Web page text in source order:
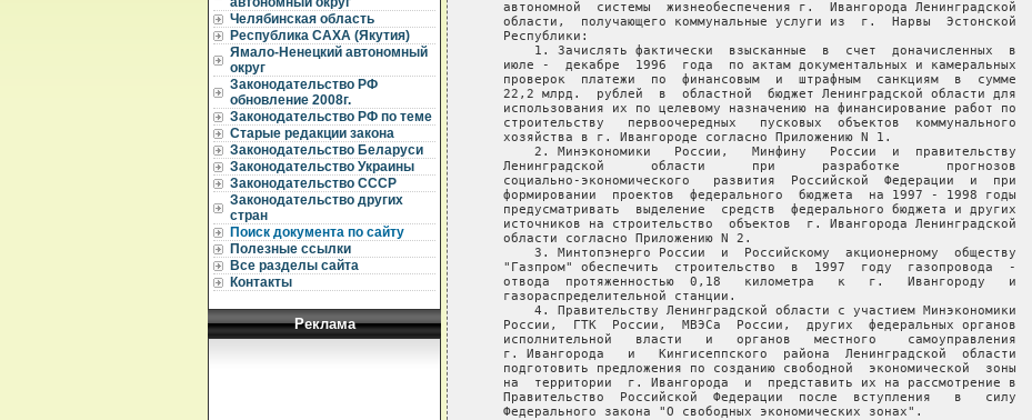
Челябинская область
Республика САХА (Якутия)
Ямало-Ненецкий автономный
округ
Законодательство РФ
обновление 2008г.
Законодательство РФ по теме
Старые редакции закона
Законодательство Беларуси
Законодательство Украины
Законодательство СССР
Законодательство других
стран
Поиск документа по сайту
Полезные ссылки
Все разделы сайта
Контакты
Реклама
   автономной  системы  жизнеобеспечения г.  Ивангорода Ленинградской
   области,  получающего коммунальные услуги из  г.  Нарвы  Эстонской
   Республики:
       1. Зачислять фактически  взысканные  в  счет  доначисленных  в
   июле -  декабре  1996  года  по актам документальных и камеральных
   проверок  платежи  по  финансовым  и  штрафным  санкциям  в  сумме
   22,2 млрд.  рублей  в  областной  бюджет Ленинградской области для
   использования их по целевому назначению на финансирование работ по
   строительству   первоочередных   пусковых  объектов  коммунального
   хозяйства в г. Ивангороде согласно Приложению N 1.
       2. Минэкономики   России,   Минфину   России  и  правительству
   Ленинградской      области      при      разработке      прогнозов
   социально-экономического   развития  Российской  Федерации  и  при
   формировании  проектов  федерального  бюджета  на 1997 - 1998 годы
   предусматривать  выделение  средств  федерального бюджета и других
   источников на строительство  объектов  г. Ивангорода Ленинградской
   области согласно Приложению N 2.
       3. Минтопэнерго России  и  Российскому  акционерному  обществу
   "Газпром" обеспечить  строительство  в  1997  году  газопровода  -
   отвода  протяженностью  0,18   километра   к   г.   Ивангороду   и
   газораспределительной станции.
       4. Правительству Ленинградской области с участием Минэкономики
   России,  ГТК  России,  МВЭСа  России,  других  федеральных органов
   исполнительной   власти   и   органов   местного    самоуправления
   г. Ивангорода   и   Кингисеппского  района  Ленинградской  области
   подготовить предложения по созданию свободной  экономической  зоны
   на  территории  г. Ивангорода  и  представить их на рассмотрение в
   Правительство  Российской  Федерации  после  вступления   в   силу
   Федерального закона "О свободных экономических зонах".